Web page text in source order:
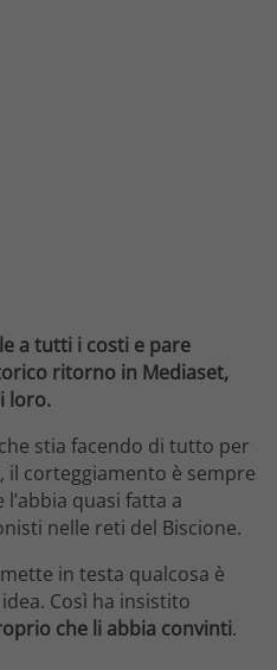
a tutti i costi e pare
ritorno in Mediaset,
loro.
stia facendo di tutto per
il corteggiamento è sempre
quasi fatta a
nelle reti del Biscione.
in testa qualcosa è
Così ha insistito
che li abbia convinti.